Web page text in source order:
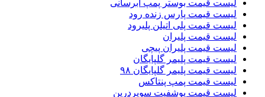
لیست قیمت بوستر پمپ ابرسانی
لیست قیمت پارس زنده رود
لیست قیمت پلی اتیلن پلیرود
لیست قیمت پلیران
لیست قیمت پلیران پیچی
لیست قیمت پلیمر گلپایگان
لیست قیمت پلیمر گلپایگان ۹۸
لیست قیمت پمپ پنتاکس
لیست قیمت پوشفیت سوپردرین